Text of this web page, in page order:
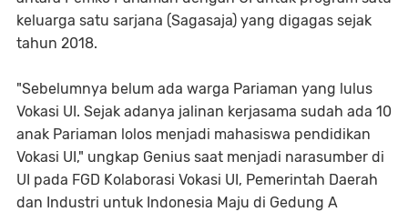
keluarga satu sarjana (Sagasaja) yang digagas sejak
tahun 2018.
"Sebelumnya belum ada warga Pariaman yang lulus
Vokasi UI. Sejak adanya jalinan kerjasama sudah ada 10
anak Pariaman lolos menjadi mahasiswa pendidikan
Vokasi UI," ungkap Genius saat menjadi narasumber di
UI pada FGD Kolaborasi Vokasi UI, Pemerintah Daerah
dan Industri untuk Indonesia Maju di Gedung A